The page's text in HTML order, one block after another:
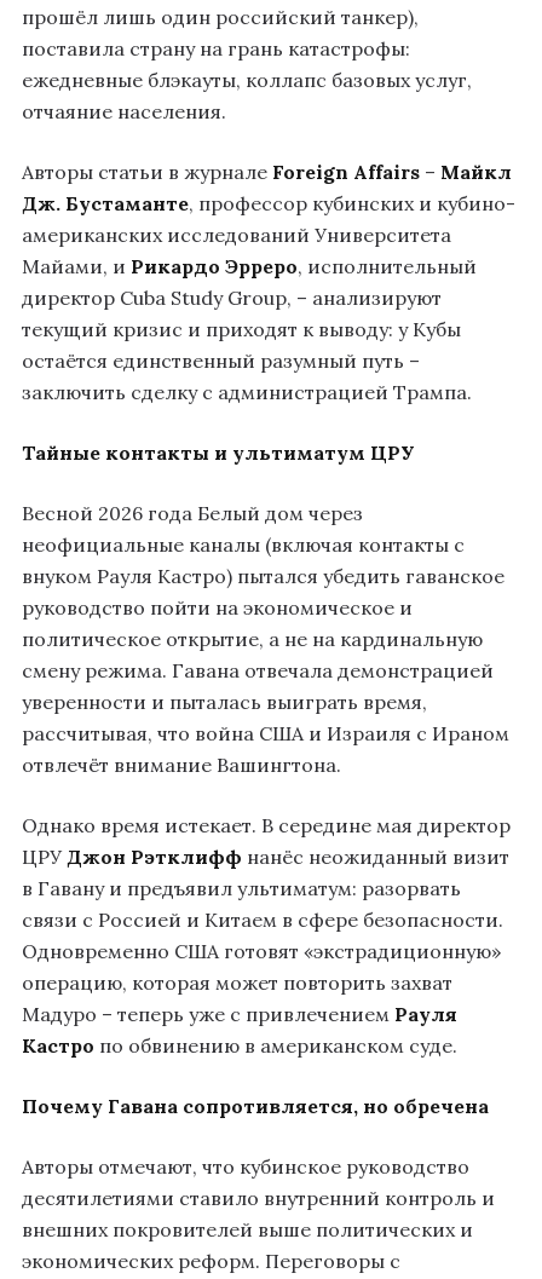
прошёл лишь один российский танкер),
поставила страну на грань катастрофы:
ежедневные блэкауты, коллапс базовых услуг,
отчаяние населения.
Авторы статьи в журнале Foreign Affairs – Майкл
Дж. Бустаманте, профессор кубинских и кубино-
американских исследований Университета
Майами, и Рикардо Эрреро, исполнительный
директор Cuba Study Group, – анализируют
текущий кризис и приходят к выводу: у Кубы
остаётся единственный разумный путь –
заключить сделку с администрацией Трампа.
Тайные контакты и ультиматум ЦРУ
Весной 2026 года Белый дом через
неофициальные каналы (включая контакты с
внуком Рауля Кастро) пытался убедить гаванское
руководство пойти на экономическое и
политическое открытие, а не на кардинальную
смену режима. Гавана отвечала демонстрацией
уверенности и пыталась выиграть время,
рассчитывая, что война США и Израиля с Ираном
отвлечёт внимание Вашингтона.
Однако время истекает. В середине мая директор
ЦРУДжон Рэтклифф нанёс неожиданный визит
в Гавану и предъявил ультиматум: разорвать
связи с Россией и Китаем в сфере безопасности.
Одновременно США готовят «экстрадиционную»
операцию, которая может повторить захват
Мадуро – теперь уже с привлечением Рауля
Кастро по обвинению в американском суде.
Почему Гавана сопротивляется, но обречена
Авторы отмечают, что кубинское руководство
десятилетиями ставило внутренний контроль и
внешних покровителей выше политических и
экономических реформ. Переговоры с